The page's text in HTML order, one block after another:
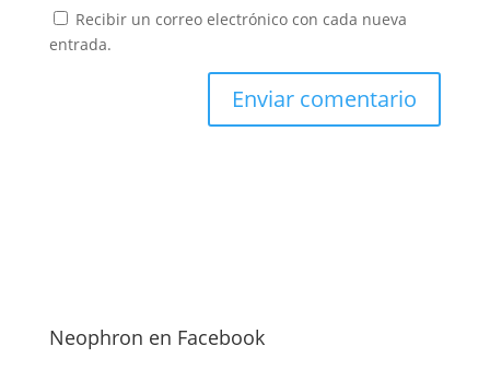
Recibir un correo electrónico con cada nueva
entrada.
Neophron en Facebook